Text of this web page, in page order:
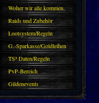
Woher wir alle kommen.
Raids und Zubehör
Lootsystem/Regeln
G.-Sparkasse/Goldleihen
TS³ Daten/Regeln
PvP-Bereich
Gildenevents